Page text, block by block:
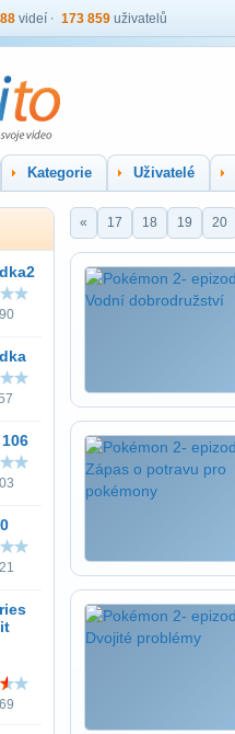
videí 173 859 uživatelů
Kategorie Uživatelé
« 17 18 19 20